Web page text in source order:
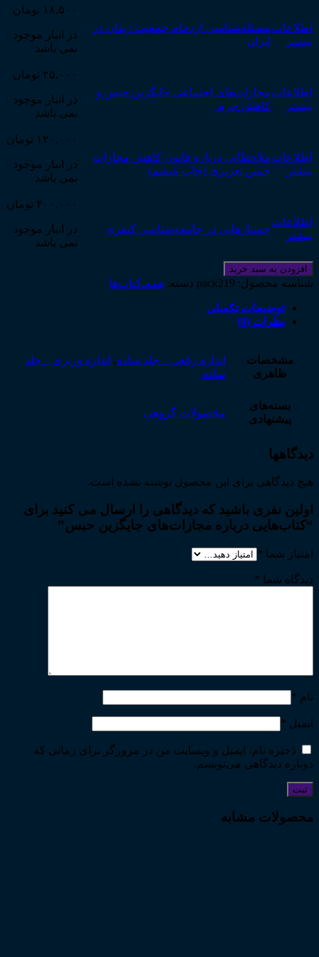
دوم)
عدد
به
جایگزین
قوانین
کیفری
ایران
عدد
اطلاعات
بیشتر
مسئله‌شناسی ازدحام جمعیت زندان در
ایران
۱۸,۵۰۰ تومان
در انبار موجود
نمی باشد
اطلاعات
بیشتر
مجازات‌های اجتماعی جایگزین حبس و
کاهش جرم
۲۵,۰۰۰ تومان
در انبار موجود
نمی باشد
اطلاعات
بیشتر
ملاحظاتی درباره قانون کاهش مجازات
حبس تعزیری (چاپ ششم)
۱۲۰,۰۰۰ تومان
در انبار موجود
نمی باشد
اطلاعات
بیشتر
جستارهایی در جامعه‌شناسی کیفری
۴۰۰,۰۰۰ تومان
در انبار موجود
نمی باشد
افزودن به سبد خرید
شناسه محصول: pack219 دسته: همه‌ـ‌کتاب‌ها
توضیحات تکمیلی
نظرات (0)
مشخصات
ظاهری
اندازه رقعی – جلد ساده, اندازه وزیری – جلد
ساده
بسته‌های
پیشنهادی
محصولات گروهی
دیدگاهها
هیچ دیدگاهی برای این محصول نوشته نشده است.
اولین نفری باشید که دیدگاهی را ارسال می کنید برای
“کتاب‌هایی درباره مجازات‌های جایگزین حبس”
امتیاز شما *
دیدگاه شما *
نام *
ایمیل *
ذخیره نام، ایمیل و وبسایت من در مرورگر برای زمانی که
دوباره دیدگاهی می‌نویسم.
محصولات مشابه